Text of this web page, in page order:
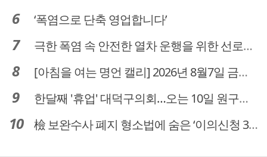
‘폭염으로 단축 영업합니다’
극한 폭염 속 안전한 열차 운행을 위한 선로관리
[아침을 여는 명언 캘리] 2026년 8월7일 금요일
한달째 '휴업' 대덕구의회…오는 10일 원구성 다시 돌입
檢 보완수사 폐지 형소법에 숨은 ‘이의신청 3개월 제한’…황운하는 30일 추진